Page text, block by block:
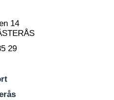
14
29